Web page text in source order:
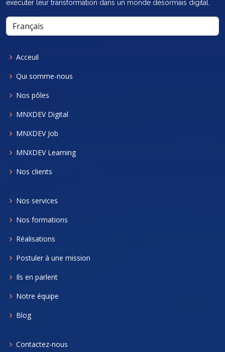
exécuter leur transformation dans un monde désormais digital.
Acceuil
Qui somme-nous
Nos pôles
MNXDEV Digital
MNXDEV Job
MNXDEV Learning
Nos clients
Nos services
Nos formations
Réalisations
Postuler à une mission
Ils en parlent
Notre équipe
Blog
Contactez-nous